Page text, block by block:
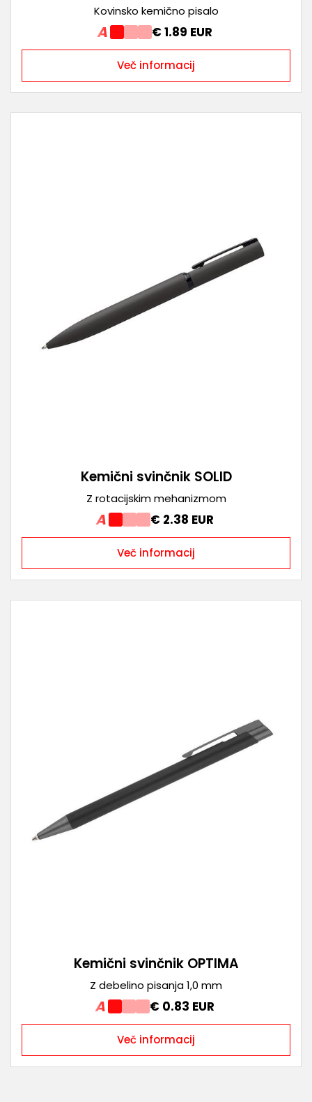
Kovinsko kemično pisalo
A € 1.89 EUR
Več informacij
Kemični svinčnik SOLID
Z rotacijskim mehanizmom
A € 2.38 EUR
Več informacij
Kemični svinčnik OPTIMA
Z debelino pisanja 1,0 mm
A € 0.83 EUR
Več informacij